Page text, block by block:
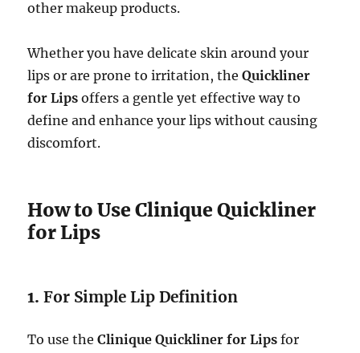
other makeup products.
Whether you have delicate skin around your
lips or are prone to irritation, theQuickliner
for Lips offers a gentle yet effective way to
define and enhance your lips without causing
discomfort.
How to Use Clinique Quickliner
for Lips
1.For Simple Lip Definition
To use theClinique Quickliner for Lips for